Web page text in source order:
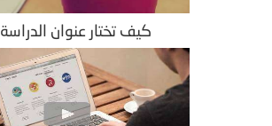
كيف تختار عنوان الدراسة